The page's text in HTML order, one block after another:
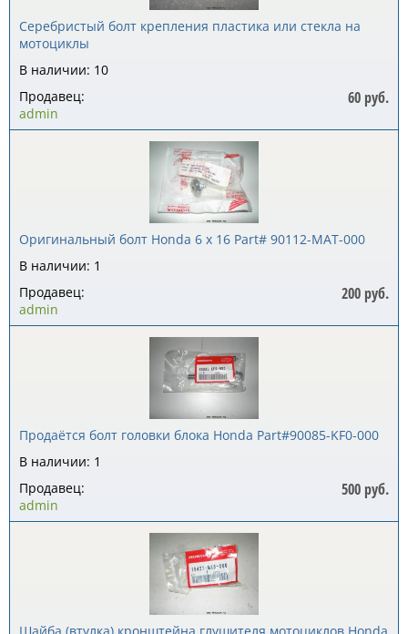
Серебристый болт крепления пластика или стекла на
мотоциклы
В наличии: 10
60 руб.
Продавец:
admin
Оригинальный болт Honda 6 x 16 Part# 90112-MAT-000
В наличии: 1
200 руб.
Продавец:
admin
Продаётся болт головки блока Honda Part#90085-KF0-000
В наличии: 1
500 руб.
Продавец:
admin